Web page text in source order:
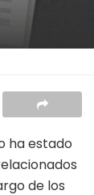
ha estado
de los